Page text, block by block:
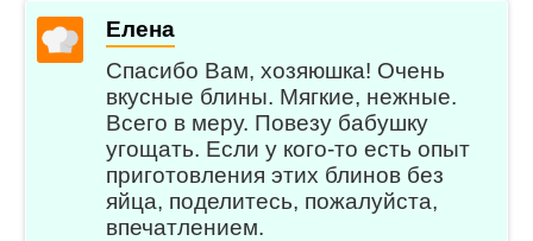
Елена
Спасибо Вам, хозяюшка! Очень
вкусные блины. Мягкие, нежные.
Всего в меру. Повезу бабушку
угощать. Если у кого-то есть опыт
приготовления этих блинов без
яйца, поделитесь, пожалуйста,
впечатлением.